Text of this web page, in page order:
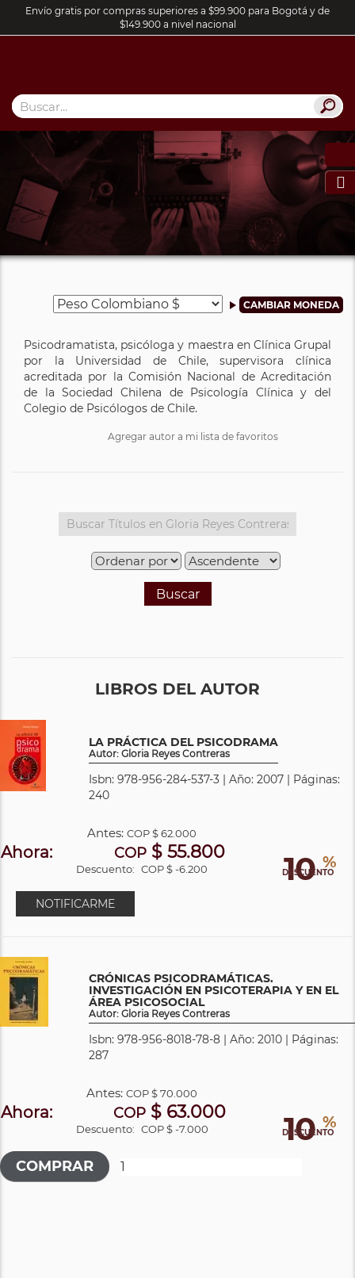
Envío gratis por compras superiores a $99.900 para Bogotá y de
$149.900 a nivel nacional

Psicodramatista, psicóloga y maestra en Clínica Grupal
por la Universidad de Chile, supervisora clínica
acreditada por la Comisión Nacional de Acreditación
de la Sociedad Chilena de Psicología Clínica y del
Colegio de Psicólogos de Chile.
Agregar autor a mi lista de favoritos
Buscar
LIBROS DEL AUTOR
LA PRÁCTICA DEL PSICODRAMA
Autor: Gloria Reyes Contreras
Isbn: 978-956-284-537-3 | Año: 2007 | Páginas:
240
10 %
DESCUENTO
Antes:COP$ 62.000
Ahora: COP $ 55.800
Descuento: COP $ -6.200
NOTIFICARME
CRÓNICAS PSICODRAMÁTICAS.
INVESTIGACIÓN EN PSICOTERAPIA Y EN EL
ÁREA PSICOSOCIAL
Autor: Gloria Reyes Contreras
Isbn: 978-956-8018-78-8 | Año: 2010 | Páginas:
287
10 %
DESCUENTO
Antes:COP$ 70.000
Ahora: COP $ 63.000
Descuento: COP $ -7.000